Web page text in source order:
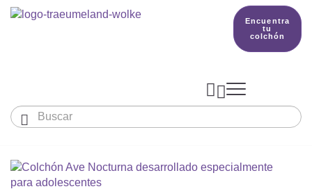
Encuentra
tu
colchón
 
COLCHONES Y ACCESORIOS
El país de nuestros sueños
Conocimientos
